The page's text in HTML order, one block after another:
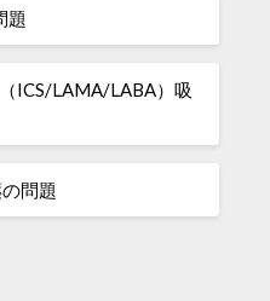
題
ICS/LAMA/LABA）吸
問題